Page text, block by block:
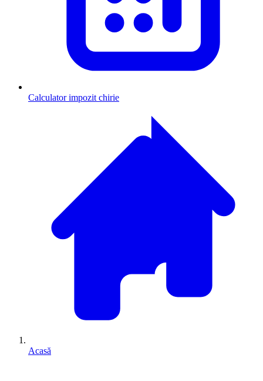
Calculator impozit chirie
Acasă